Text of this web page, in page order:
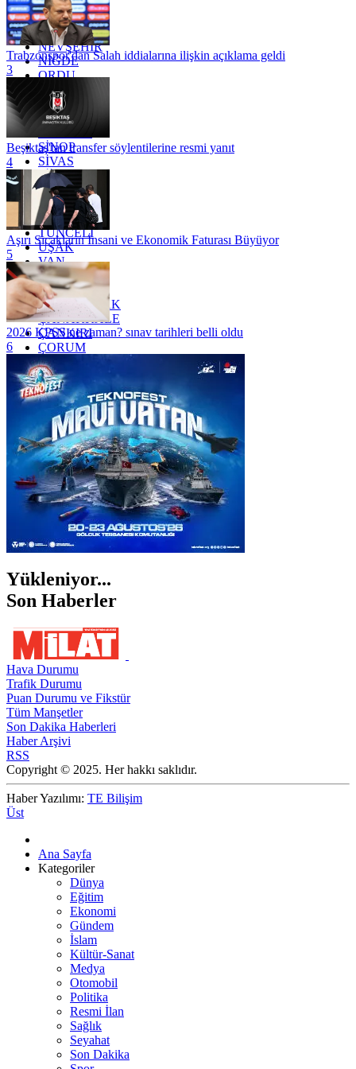
MERSİN
MUĞLA
MUŞ
NEVŞEHİR
NİĞDE
ORDU
OSMANİYE
RİZE
SAKARYA
SİNOP
SİVAS
SİİRT
TEKİRDAĞ
TOKAT
TRABZON
TUNCELİ
UŞAK
VAN
YALOVA
YOZGAT
ZONGULDAK
ÇANAKKALE
ÇANKIRI
ÇORUM
İSTANBUL
İZMİR
ŞANLIURFA
ŞIRNAK
Trabzonspor'dan Salah iddialarına ilişkin açıklama geldi
3
Beşiktaş'tan transfer söylentilerine resmi yanıt
4
Aşırı Sıcakların İnsani ve Ekonomik Faturası Büyüyor
5
2026 KPSS ne zaman? sınav tarihleri belli oldu
6
Yükleniyor...
Son Haberler
Hava Durumu
Trafik Durumu
Puan Durumu ve Fikstür
Tüm Manşetler
Son Dakika Haberleri
Haber Arşivi
RSS
Copyright © 2025. Her hakkı saklıdır.
Haber Yazılımı: TE Bilişim
Üst
Ana Sayfa
Kategoriler
Dünya
Eğitim
Ekonomi
Gündem
İslam
Kültür-Sanat
Medya
Otomobil
Politika
Resmi İlan
Sağlık
Seyahat
Son Dakika